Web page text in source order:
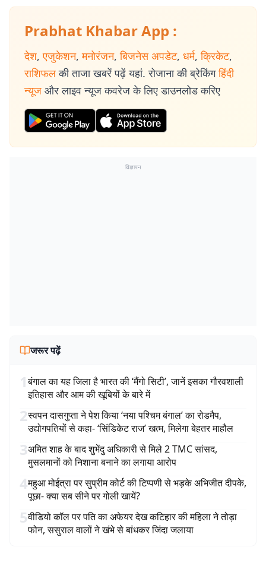
Prabhat Khabar App :
देश, एजुकेशन, मनोरंजन, बिजनेस अपडेट, धर्म, क्रिकेट,
राशिफल की ताजा खबरें पढ़ें यहां. रोजाना की ब्रेकिंग हिंदी
न्यूज और लाइव न्यूज कवरेज के लिए डाउनलोड करिए
विज्ञापन
जरूर पढ़ें
1बंगाल का यह जिला है भारत की ‘मैंगो सिटी’, जानें इसका गौरवशाली
इतिहास और आम की खूबियों के बारे में
2स्वपन दासगुप्ता ने पेश किया ‘नया पश्चिम बंगाल’ का रोडमैप,
उद्योगपतियों से कहा- ‘सिंडिकेट राज’ खत्म, मिलेगा बेहतर माहौल
3अमित शाह के बाद शुभेंदु अधिकारी से मिले 2 TMC सांसद,
मुसलमानों को निशाना बनाने का लगाया आरोप
4महुआ मोईत्रा पर सुप्रीम कोर्ट की टिप्पणी से भड़के अभिजीत दीपके,
पूछा- क्या सब सीने पर गोली खायें?
5वीडियो कॉल पर पति का अफेयर देख कटिहार की महिला ने तोड़ा
फोन, ससुराल वालों ने खंभे से बांधकर जिंदा जलाया